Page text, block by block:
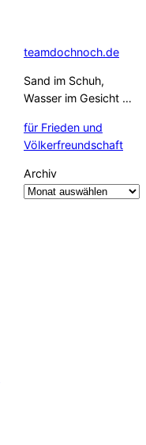
teamdochnoch.de
Sand im Schuh,
Wasser im Gesicht …
für Frieden und
Völkerfreundschaft
Archiv